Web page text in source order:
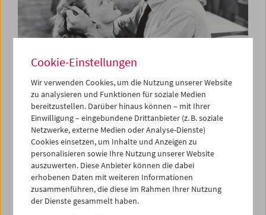
The B-Film
Hollywoods Low-Budget-Kino 1935-1959
Cookie-Einstellungen
Wir verwenden Cookies, um die Nutzung unserer Website
zu analysieren und Funktionen für soziale Medien
bereitzustellen. Darüber hinaus können – mit Ihrer
Einwilligung – eingebundene Drittanbieter (z. B. soziale
Netzwerke, externe Medien oder Analyse-Dienste)
Cookies einsetzen, um Inhalte und Anzeigen zu
personalisieren sowie Ihre Nutzung unserer Website
auszuwerten. Diese Anbieter können die dabei
erhobenen Daten mit weiteren Informationen
zusammenführen, die diese im Rahmen Ihrer Nutzung
der Dienste gesammelt haben.